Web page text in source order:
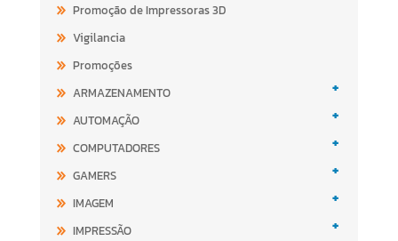
Promoção de Impressoras 3D
Vigilancia
Promoções
ARMAZENAMENTO
+
AUTOMAÇÃO +
COMPUTADORES +
GAMERS +
IMAGEM +
IMPRESSÃO +